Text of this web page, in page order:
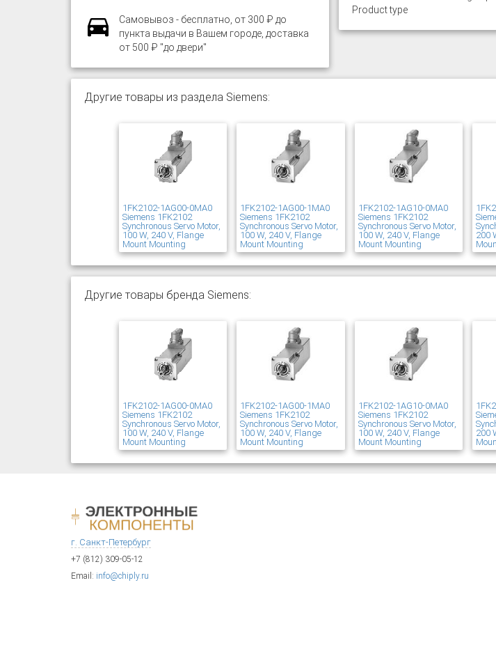
Самовывоз - бесплатно, от 300 ₽ до
пункта выдачи в Вашем городе, доставка
от 500 ₽ "до двери"
Product type
Другие товары из раздела Siemens:
1FK2102-1AG00-0MA0
Siemens 1FK2102
Synchronous Servo Motor,
100 W, 240 V, Flange
Mount Mounting
1FK2102-1AG00-1MA0
Siemens 1FK2102
Synchronous Servo Motor,
100 W, 240 V, Flange
Mount Mounting
1FK2102-1AG10-0MA0
Siemens 1FK2102
Synchronous Servo Motor,
100 W, 240 V, Flange
Mount Mounting
200
Другие товары бренда Siemens:
1FK2102-1AG00-0MA0
Siemens 1FK2102
Synchronous Servo Motor,
100 W, 240 V, Flange
Mount Mounting
1FK2102-1AG00-1MA0
Siemens 1FK2102
Synchronous Servo Motor,
100 W, 240 V, Flange
Mount Mounting
1FK2102-1AG10-0MA0
Siemens 1FK2102
Synchronous Servo Motor,
100 W, 240 V, Flange
Mount Mounting
200
г. Санкт-Петербург
+7 (812) 309-05-12
Email: info@chiply.ru